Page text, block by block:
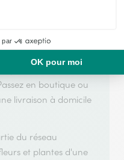
souci de fraîcheur et
vos
en boutique ou
livraison à domicile
du réseau
et plantes d'une